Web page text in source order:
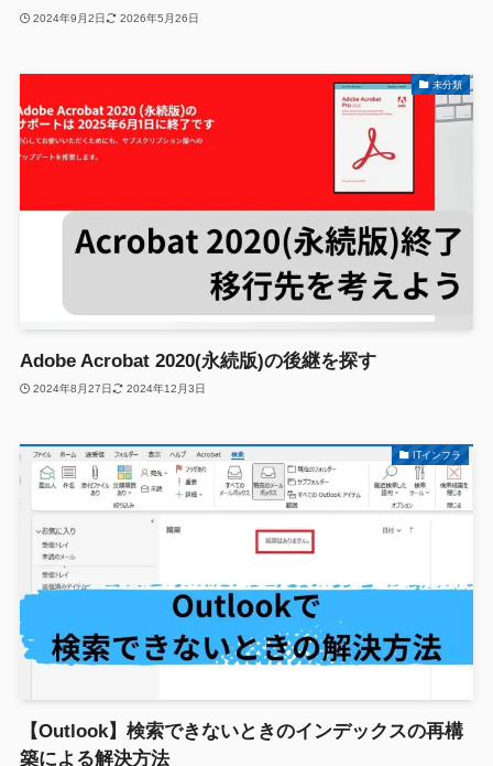
2024年9月2日 2026年5月26日
未分類
Adobe Acrobat 2020(永続版)の後継を探す
2024年8月27日 2024年12月3日
ITインフラ
【Outlook】検索できないときのインデックスの再構
築による解決方法